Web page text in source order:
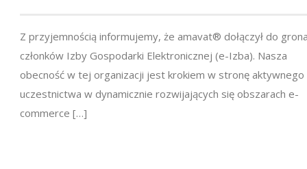
Z przyjemnością informujemy, że amavat® dołączył do
członków Izby Gospodarki Elektronicznej (e-Izba). Nasza
obecność w tej organizacji jest krokiem w stronę aktywnego
uczestnictwa w dynamicznie rozwijających się obszarach e-
commerce […]